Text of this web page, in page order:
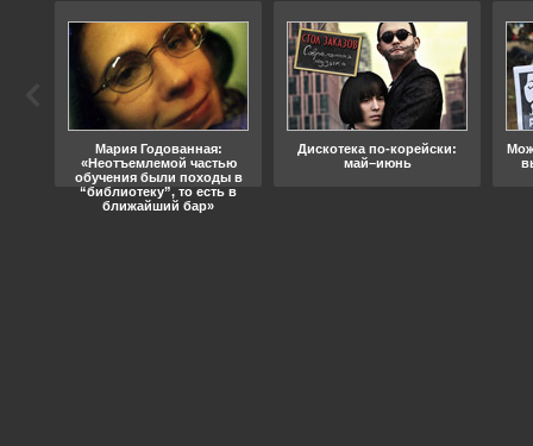
Мария Годованная:
«Неотъемлемой частью
обучения были походы в
“библиотеку”, то есть в
ближайший бар»
Дискотека по-корейски:
май–июнь